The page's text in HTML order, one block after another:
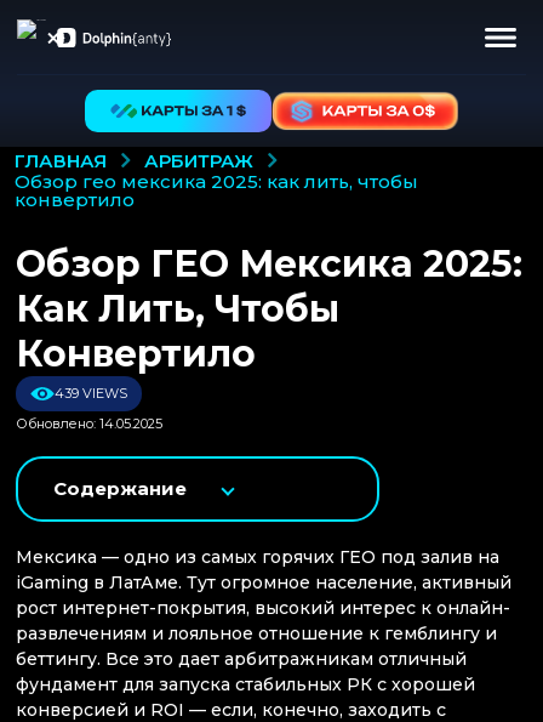
ГЛАВНАЯ
АРБИТРАЖ
обзор гео мексика 2025: как лить, чтобы
конвертило
Обзор ГЕО Мексика 2025:
Как Лить, Чтобы
Конвертило
439 VIEWS
Обновлено: 14.05.2025
Содержание
Мексика — одно из самых горячих ГЕО под залив на
iGaming в ЛатАме. Тут огромное население, активный
рост интернет-покрытия, высокий интерес к онлайн-
развлечениям и лояльное отношение к гемблингу и
беттингу. Все это дает арбитражникам отличный
фундамент для запуска стабильных РК с хорошей
конверсией и ROI — если, конечно, заходить с